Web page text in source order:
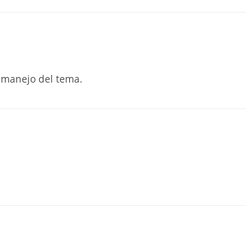
del tema.